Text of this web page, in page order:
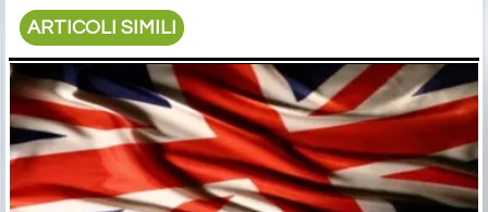
ARTICOLI SIMILI